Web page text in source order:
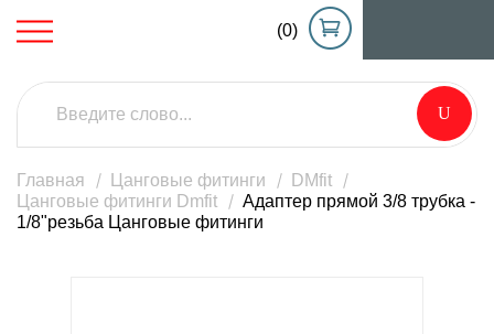
(0)
Главная Цанговые фитинги
DMfit
Цанговые фитинги Dmfit
Адаптер прямой 3/8 трубка -
1/8"резьба Цанговые фитинги